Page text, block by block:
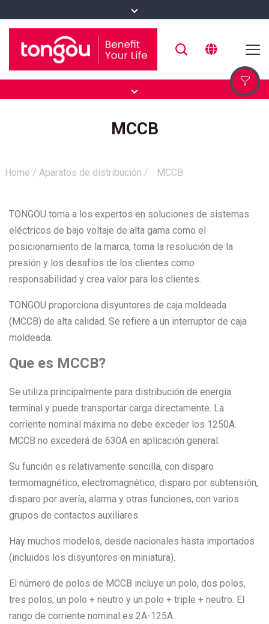
MCCB
Home / Aparatos de distribución / MCCB
TONGOU toma a los expertos en soluciones de sistemas
eléctricos de bajo voltaje de alta gama como el
posicionamiento de la marca, toma la resolución de la
presión y los desafíos de los clientes como
responsabilidad y crea valor para los clientes.
TONGOU proporciona disyuntores de caja moldeada
(MCCB) de alta calidad. Se refiere a un interruptor de caja
moldeada.
Que es MCCB?
Se utiliza principalmente para distribución de energía
terminal y puede transportar carga directamente. La
corriente nominal máxima no debe exceder los 1250A.
MCCB no excederá de 630A en aplicación general.
Su función es relativamente sencilla, con disparo
termomagnético, electromagnético, disparo por subtensión,
disparo por avería, alarma y otras funciones, con varios
grupos de contactos auxiliares.
Hay muchos modelos, desde nacionales hasta importados
(incluidos los disyuntores en miniatura).
El número de polos de MCCB incluye un polo, dos polos,
tres polos, un polo + neutro y un polo + triple + neutro. El
rango de corriente nominal es 2A-125A.